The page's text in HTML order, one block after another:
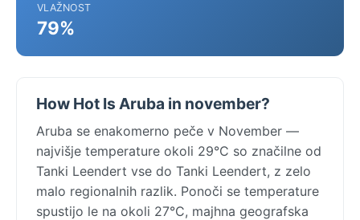
VLAŽNOST
79%
How Hot Is Aruba in november?
Aruba se enakomerno peče v November —
najvišje temperature okoli 29°C so značilne od
Tanki Leendert vse do Tanki Leendert, z zelo
malo regionalnih razlik. Ponoči se temperature
spustijo le na okoli 27°C, majhna geografska